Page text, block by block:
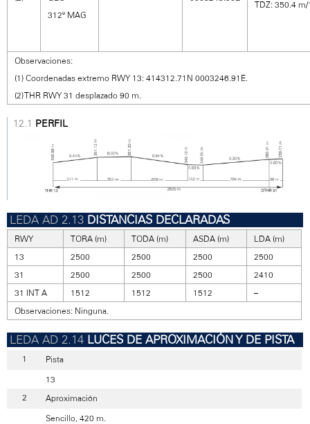
312º MAG
TDZ: 350.4
Observaciones:
(1) Coordenadas extremo RWY 13: 414312.71N 0003246.91E.
(2) THR RWY 31 desplazado 90 m.
PERFIL
DISTANCIAS DECLARADAS
RWY TORA (m) TODA (m) ASDA (m)
LDA (m)
13
2500 2500 2500
2500
31
2500 2500 2500
2410
31 INT A
1512 1512 1512
–
Observaciones: Ninguna.
LUCES DE APROXIMACIÓN Y DE PISTA
Pista
13
Aproximación
Sencillo, 420 m.